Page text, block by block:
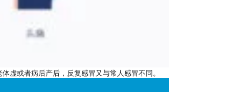
虚或者病后产后，反复感冒又与常人感冒不同。